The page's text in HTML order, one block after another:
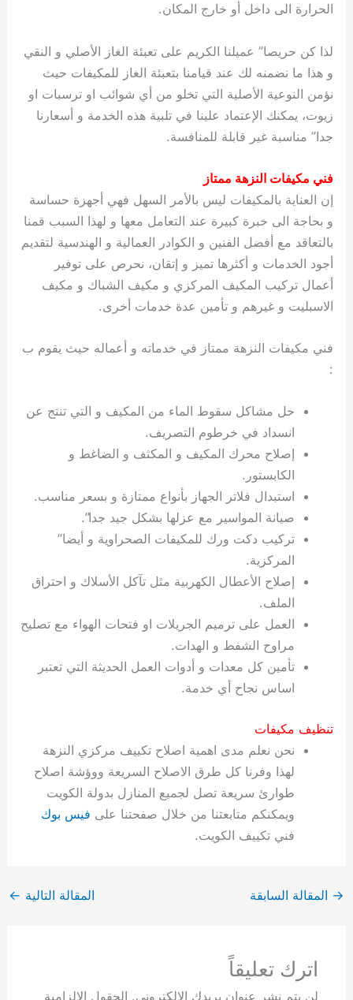
الحرارة الى داخل أو خارج المكان.
لذا كن حريصا” عميلنا الكريم على تعبئة الغاز الأصلي و النقي
و هذا ما نضمنه لك عند قيامنا بتعبئة الغاز للمكيفات حيث
نؤمن النوعية الأصلية التي تخلو من أي شوائب او ترسبات او
زيوت، يمكنك الإعتماد علينا في تلبية هذه الخدمة و أسعارنا
جدا” مناسبة غير قابلة للمنافسة.
فني مكيفات النزهة ممتاز
إن العناية بالمكيفات ليس بالأمر السهل فهي أجهزة حساسة
و بحاجة الى خبرة كبيرة عند التعامل معها و لهذا السبب قمنا
بالتعاقد مع أفضل الفنين و الكوادر العمالية و الهندسية لتقديم
أجود الخدمات و أكثرها تميز و إتقان، نحرص على توفير
أعمال تركيب المكيف المركزي و مكيف الشباك و مكيف
الاسبليت و غيرهم و تأمين عدة خدمات أخرى.
فني مكيفات النزهة ممتاز في خدماته و أعماله حيث يقوم ب
:
حل مشاكل سقوط الماء من المكيف و التي تنتج عن
انسداد في خرطوم التصريف.
إصلاح محرك المكيف و المكثف و الضاغط و
الكابستور.
استبدال فلاتر الجهاز بأنواع ممتازة و بسعر مناسب.
صيانة المواسير مع عزلها بشكل جيد جدا”.
تركيب دكت ورك للمكيفات الصحراوية و أيضا”
المركزية.
إصلاح الأعطال الكهربية مثل تآكل الأسلاك و احتراق
الملف.
العمل على ترميم الجريلات او فتحات الهواء مع تصليح
مراوح الشفط و الهدات.
تأمين كل معدات و أدوات العمل الحديثة التي تعتبر
اساس نجاح أي خدمة.
تنظيف مكيفات
نحن نعلم مدى اهمية اصلاح تكييف مركزي النزهة
لهذا وفرنا كل طرق الاصلاح السريعة ووؤشة اصلاح
طوارئ سريعة تصل لجميع المنازل بدولة الكويت
ويمكنكم متابعتنا من خلال صفحتنا على فيس بوك
فني تكييف الكويت.
→ المقالة السابقة المقالة التالية ←
اترك تعليقاً
لن يتم نشر عنوان بريدك الإلكتروني. الحقول الإلزامية